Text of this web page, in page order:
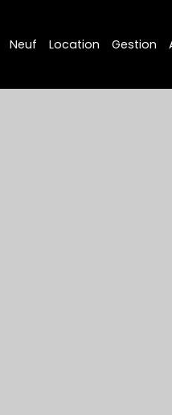
Neuf Location Gestion